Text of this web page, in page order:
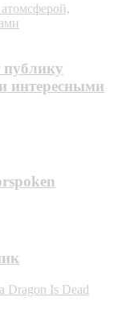
интересными
Dragon Is Dead